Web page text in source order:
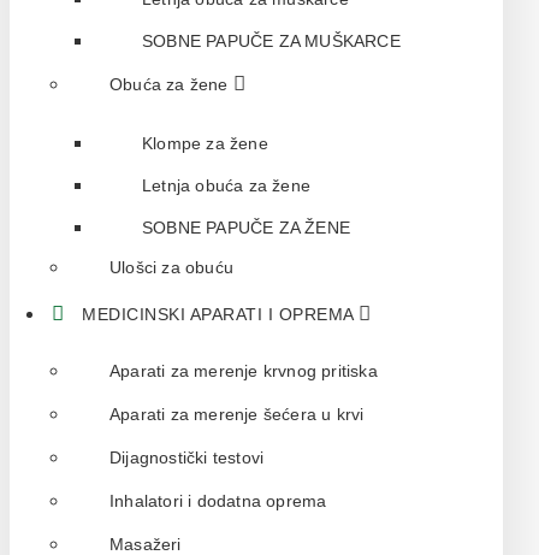
SOBNE PAPUČE ZA MUŠKARCE
Obuća za žene
Klompe za žene
Letnja obuća za žene
SOBNE PAPUČE ZA ŽENE
Ulošci za obuću
MEDICINSKI APARATI I OPREMA
Aparati za merenje krvnog pritiska
Aparati za merenje šećera u krvi
Dijagnostički testovi
Inhalatori i dodatna oprema
Masažeri